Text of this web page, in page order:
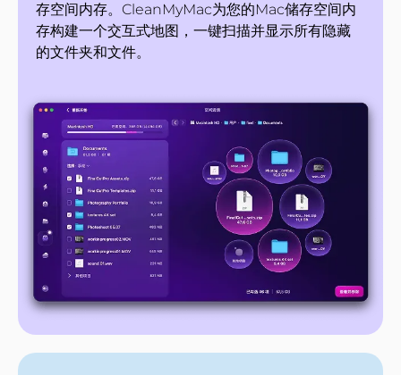
存空间内存。CleanMyMac为您的Mac储存空间内
存构建一个交互式地图，一键扫描并显示所有隐藏
的文件夹和文件。